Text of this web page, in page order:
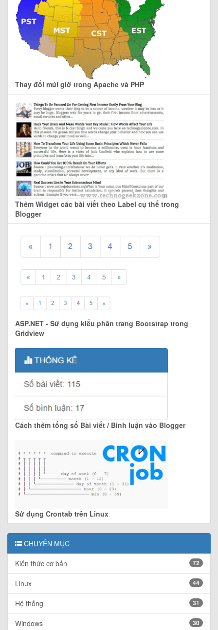
Thay đổi múi giờ trong Apache và PHP
Thêm Widget các bài viết theo Label cụ thể trong
Blogger
ASP.NET - Sử dụng kiểu phân trang Bootstrap trong
Gridview
Cách thêm tổng số Bài viết / Bình luận vào Blogger
Sử dụng Crontab trên Linux
CHUYÊN MỤC
Kiến thức cơ bản 72
Linux 44
Hệ thống 31
Windows 30